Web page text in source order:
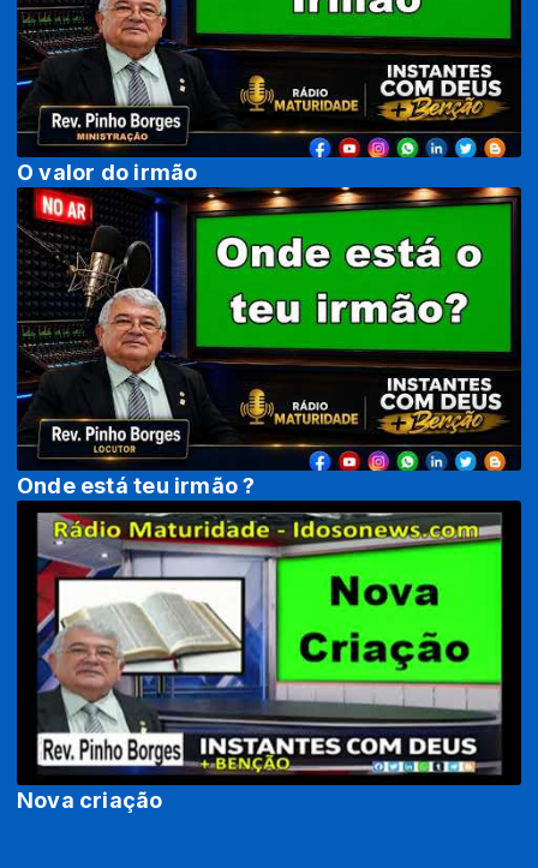
O valor do irmão
Onde está teu irmão ?
Nova criação